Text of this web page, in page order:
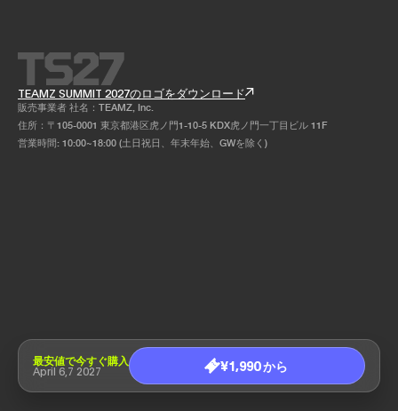
最安値で今すぐ購入
April 6,7 2027
¥1,990 から
TEAMZ SUMMIT 2027のロゴをダウンロード
販売事業者 社名：TEAMZ, Inc.
住所：〒105-0001 東京都港区虎ノ門1-10-5 KDX虎ノ門一丁目ビル 11F
営業時間: 10:00~18:00 (土日祝日、年末年始、GWを除く)